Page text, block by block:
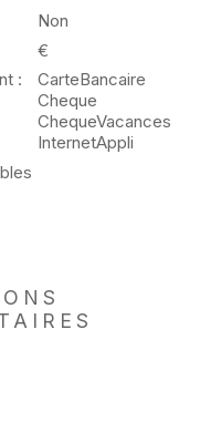
Non
€
:
CarteBancaire
Cheque
ChequeVacances
InternetAppli